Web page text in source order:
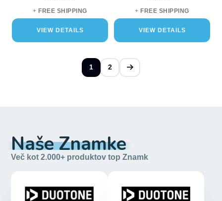
+ FREE SHIPPING
VIEW DETAILS
+ FREE SHIPPING
VIEW DETAILS
1 2
Naše Znamke
Več kot 2.000+ produktov top Znamk